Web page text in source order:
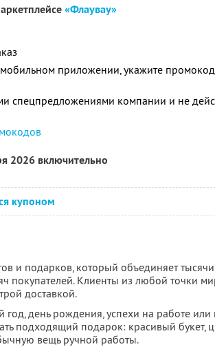
«Флаувау»
приложении, укажите промокод
спецпредложениями компании и не
2026 включительно
купоном
и подарков, который объединяет тысячи
покупателей. Клиенты из любой точки
доставкой.
день рождения, успехи на работе или
подходящий подарок: красивый букет,
вещь ручной работы.